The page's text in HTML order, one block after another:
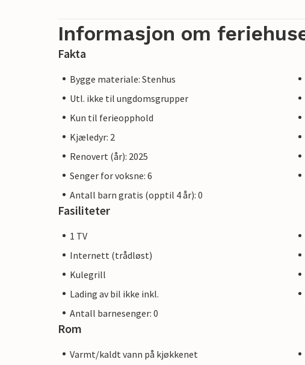
Informasjon om
Fakta
Bygge materiale: Stenhus
Utl. ikke til ungdomsgrupper
Kun til ferieopphold
Kjæledyr: 2
Renovert (år): 2025
Senger for voksne: 6
Antall barn gratis (opptil 4 år): 0
Fasiliteter
1 TV
Internett (trådløst)
Kulegrill
Lading av bil ikke inkl.
Antall barnesenger: 0
Rom
Varmt/kaldt vann på kjøkkenet